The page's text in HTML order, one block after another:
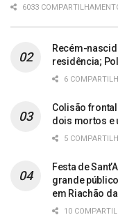
6033
Recém-
residência;
6
Colisão
dois mortos e
5
Festa de
grande
em Riachão
10